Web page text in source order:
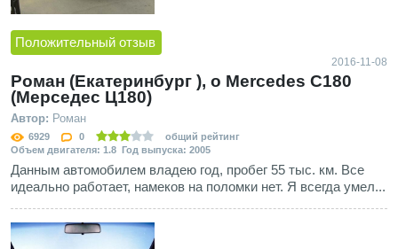
Положительный отзыв
2016-11-08
Роман (Екатеринбург ), о Mercedes C180
(Мерседес Ц180)
Автор: Роман
6929 0
общий рейтинг
Объем двигателя: 1.8 Год выпуска: 2005
Данным автомобилем владею год, пробег 55 тыс. км. Все
идеально работает, намеков на поломки нет. Я всегда умел...